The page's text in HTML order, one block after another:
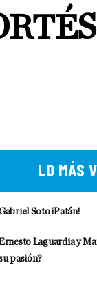
LO MÁS
Soto ¡Patán!
Laguardia y
pasión?